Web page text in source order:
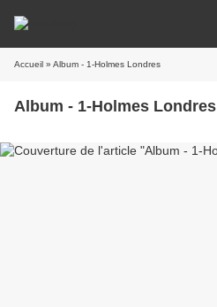
Accueil » Album - 1-Holmes Londres
Album - 1-Holmes Londres